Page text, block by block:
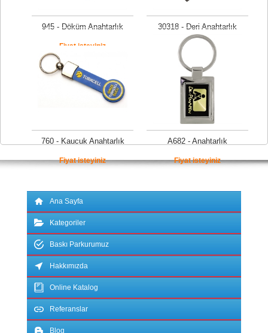
945 - Döküm Anahtarlık
Fiyat isteyiniz
30318 - Deri Anahtarlık
Fiyat isteyiniz
760 - Kaucuk Anahtarlık
Fiyat isteyiniz
A682 - Anahtarlık
Fiyat isteyiniz
Ana Sayfa
Kategoriler
Baskı Parkurumuz
Hakkımızda
Online Katalog
Referanslar
Blog